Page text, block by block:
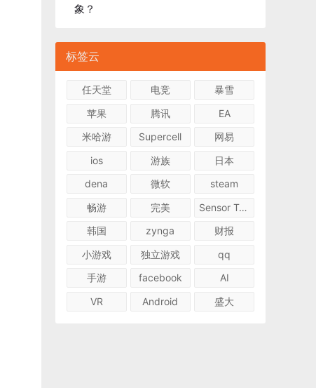
象？
标签云
任天堂 电竞
暴雪
苹果
腾讯
EA
米哈游
Supercell
网易
ios
游族
日本
dena
微软
steam
畅游
完美
Sensor Tower
韩国
zynga
财报
小游戏
独立游戏
qq
手游
facebook
AI
VR
Android 盛大